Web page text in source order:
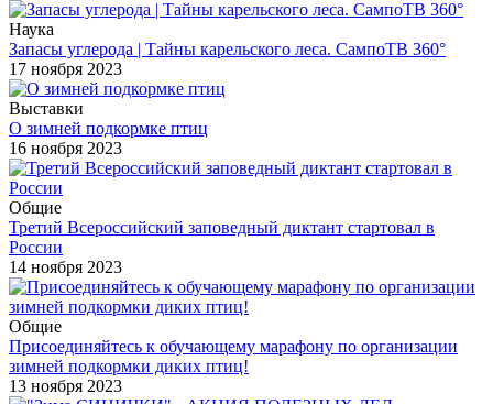
Наука
Запасы углерода | Тайны карельского леса. СампоТВ 360°
17 ноября 2023
Выставки
О зимней подкормке птиц
16 ноября 2023
Общие
Третий Всероссийский заповедный диктант стартовал в
России
14 ноября 2023
Общие
Присоединяйтесь к обучающему марафону по организации
зимней подкормки диких птиц!
13 ноября 2023